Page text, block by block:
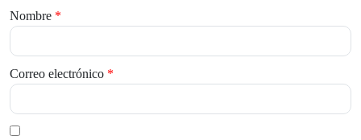
Nombre *
Correo electrónico *